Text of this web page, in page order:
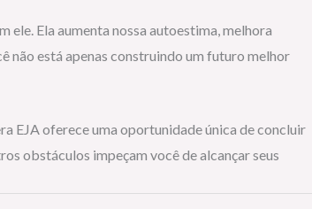
Ela aumenta nossa autoestima, melhora
não está apenas construindo um futuro melhor
EJA oferece uma oportunidade única de concluir
obstáculos impeçam você de alcançar seus